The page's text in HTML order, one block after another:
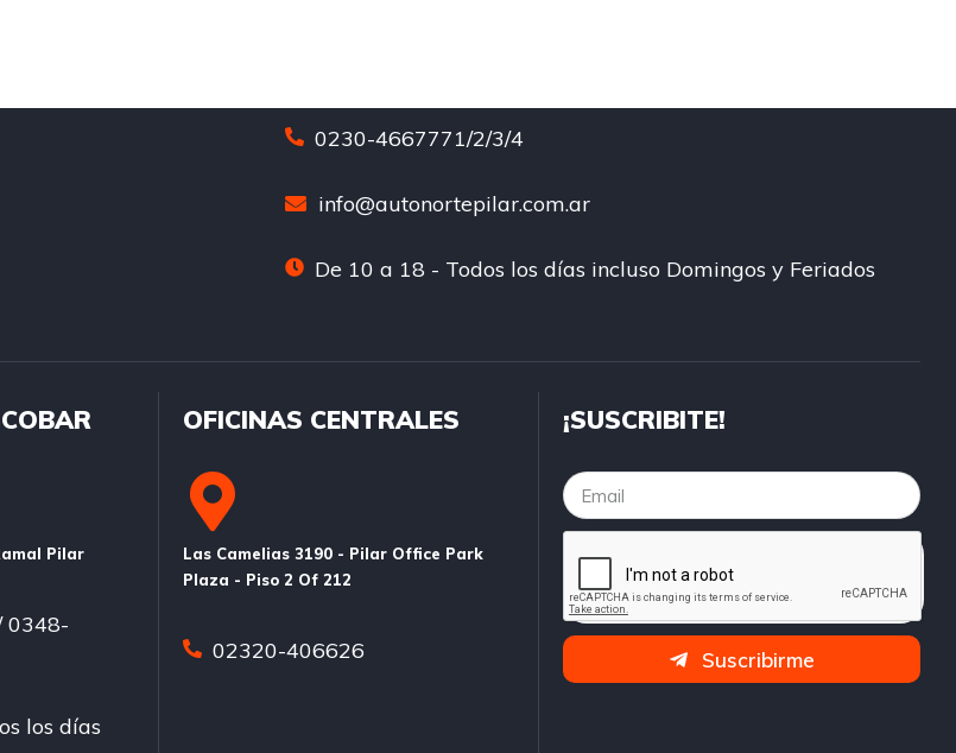
0230-4667771/2/3/4
info@autonortepilar.com.ar
De 10 a 18 - Todos los días incluso Domingos y Feriados
Pilar
0348-
los días
OFICINAS CENTRALES
Las Camelias 3190 - Pilar Office Park
Plaza - Piso 2 Of 212
02320-406626
¡SUSCRIBITE!
Suscribirme